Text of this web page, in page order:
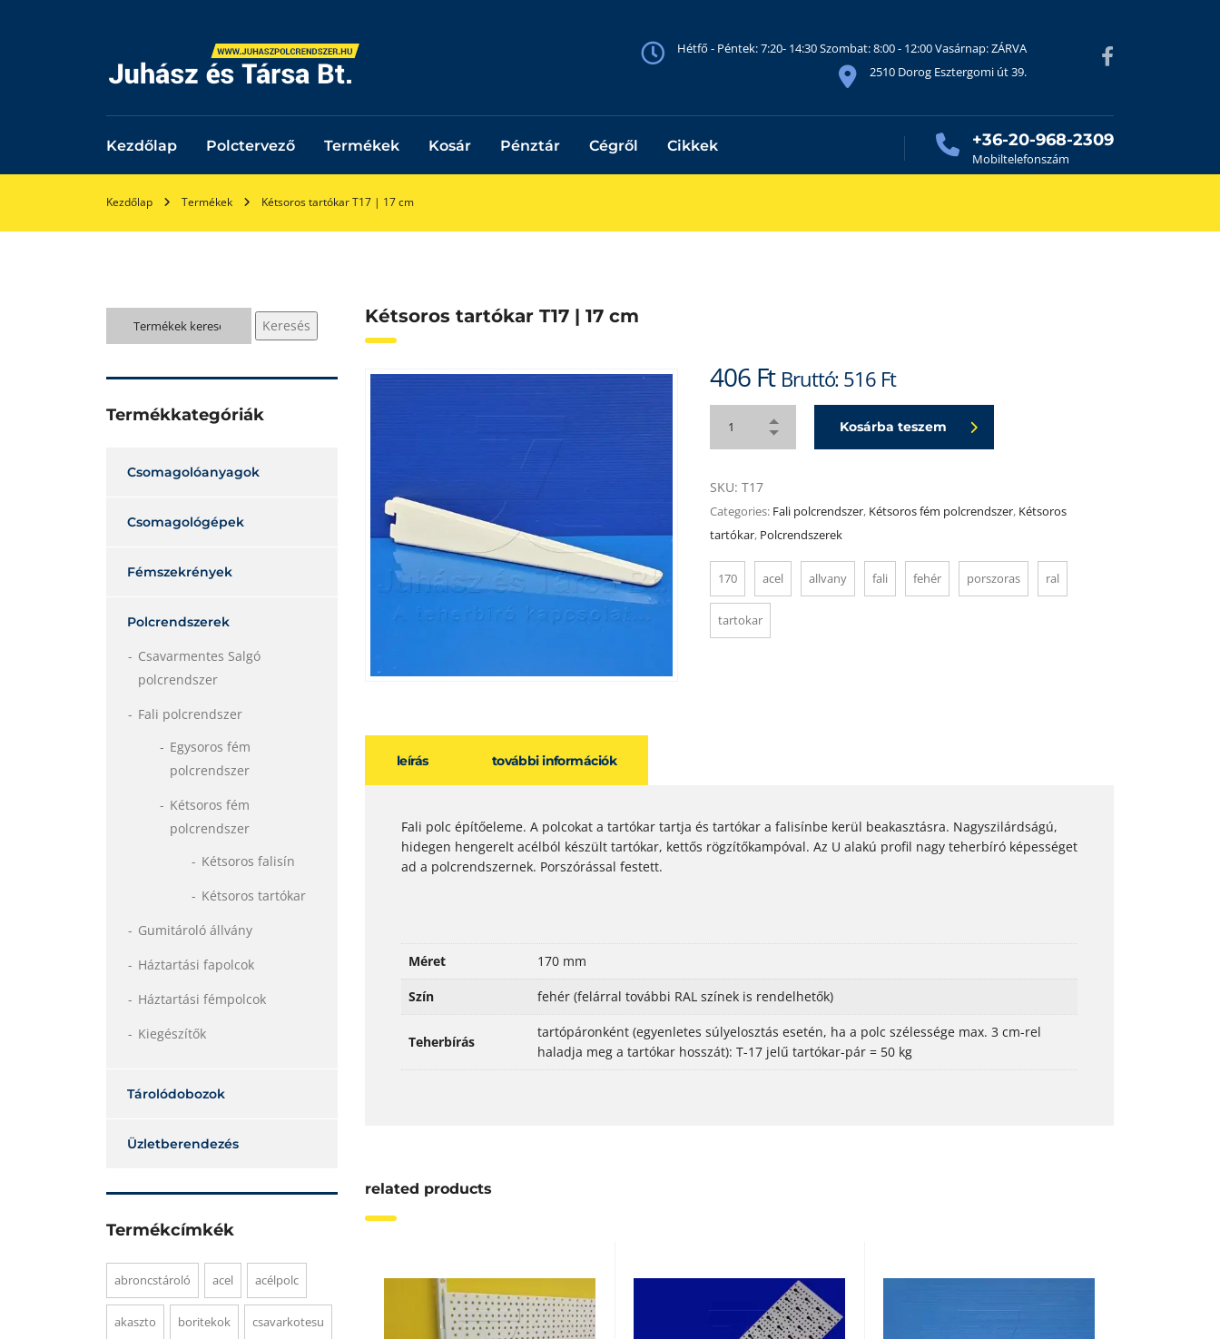
Hétfő - Péntek: 7:20- 14:30 Szombat: 8:00 - 12:00 Vasárnap: ZÁRVA
2510 Dorog Esztergomi út 39.
Kezdőlap Polctervező Termékek Kosár Pénztár Cégről Cikkek +36-20-968-2309
Mobiltelefonszám
Kezdőlap Termékek Kétsoros tartókar T17 | 17 cm
Kétsoros tartókar T17 | 17 cm
406 Ft Bruttó:516 Ft
Kosárba teszem
SKU: T17
Categories: Fali polcrendszer, Kétsoros fém polcrendszer, Kétsoros
tartókar, Polcrendszerek
170 acel allvany fali fehér porszoras ral
tartokar
leírás további információk
Fali polc építőeleme. A polcokat a tartókar tartja és tartókar a falisínbe kerül beakasztásra. Nagyszilárdságú,
hidegen hengerelt acélból készült tartókar, kettős rögzítőkampóval. Az U alakú profil nagy teherbíró képességet
ad a polcrendszernek. Porszórással festett.
Méret 170 mm
Szín fehér (felárral további RAL színek is rendelhetők)
Teherbírás
tartópáronként (egyenletes súlyelosztás esetén, ha a polc szélessége max. 3 cm-rel
haladja meg a tartókar hosszát): T-17 jelű tartókar-pár = 50 kg
related products
Keresés
a
Keresés
Termékkategóriák
Csomagolóanyagok
Csomagológépek
Fémszekrények
Polcrendszerek
Csavarmentes Salgó
polcrendszer
Fali polcrendszer
Egysoros fém
polcrendszer
Kétsoros fém
polcrendszer
Kétsoros falisín
Kétsoros tartókar
Gumitároló állvány
Háztartási fapolcok
Háztartási fémpolcok
Kiegészítők
Tárolódobozok
Üzletberendezés
Termékcímkék
abroncstároló acel acélpolc
akaszto boritekok csavarkotesu